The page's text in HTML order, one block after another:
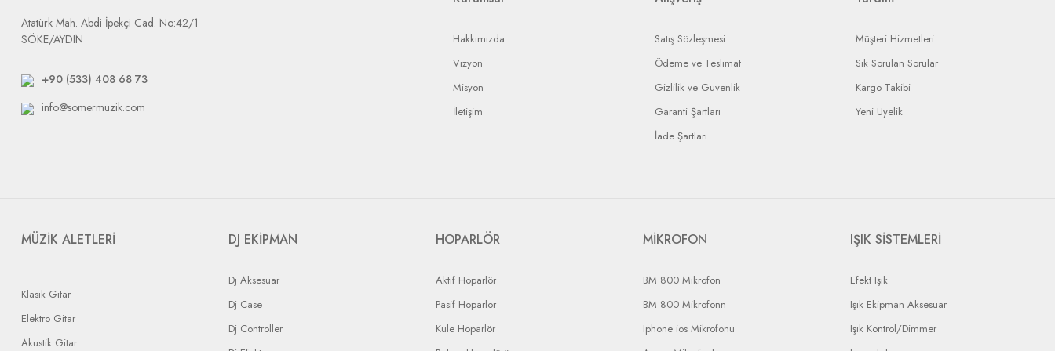
Atatürk Mah. Abdi İpekçi Cad. No:42/1
SÖKE/AYDIN
+90 (533) 408 68 73
info@somermuzik.com
Hakkımızda
Vizyon
Misyon
İletişim
Satış Sözleşmesi
Ödeme ve Teslimat
Gizlilik ve Güvenlik
Garanti Şartları
İade Şartları
Müşteri Hizmetleri
Sık Sorulan Sorular
Kargo Takibi
Yeni Üyelik
MÜZİK ALETLERİ
Klasik Gitar
Elektro Gitar
Akustik Gitar
DJ EKİPMAN
Dj Aksesuar
Dj Case
Dj Controller
HOPARLÖR
Aktif Hoparlör
Pasif Hoparlör
Kule Hoparlör
MİKROFON
BM 800 Mikrofon
BM 800 Mikrofonn
Iphone ios Mikrofonu
IŞIK SİSTEMLERİ
Efekt Işık
Işık Ekipman Aksesuar
Işık Kontrol/Dimmer